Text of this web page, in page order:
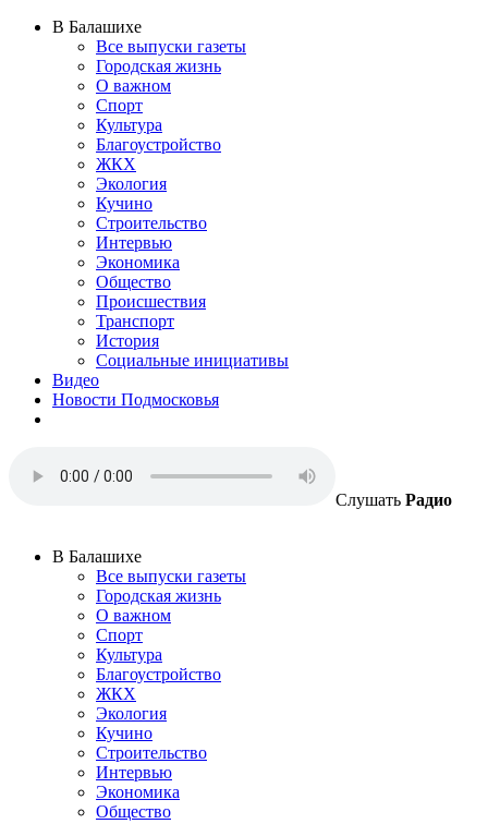
В Балашихе
Все выпуски газеты
Городская жизнь
О важном
Спорт
Культура
Благоустройство
ЖКХ
Экология
Кучино
Строительство
Интервью
Экономика
Общество
Происшествия
Транспорт
История
Социальные инициативы
Видео
Новости Подмосковья
Слушать Радио
В Балашихе
Все выпуски газеты
Городская жизнь
О важном
Спорт
Культура
Благоустройство
ЖКХ
Экология
Кучино
Строительство
Интервью
Экономика
Общество